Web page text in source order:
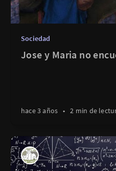
Sociedad
Jose y Maria no
hace 3 años • 2 min de